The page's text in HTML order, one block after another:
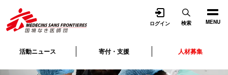
MENU
活動ニュース 寄付・支援 人材募集
ログイン 検索